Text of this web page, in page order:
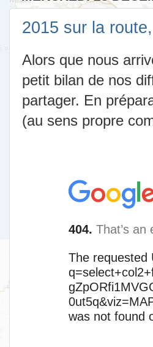
2015 sur la
Alors que nous
petit bilan de nos
partager. En
(au sens propre